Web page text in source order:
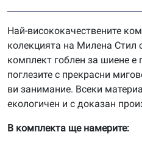
Най-висококачествените
колекцията на Милена Стил
комплект гоблен за шиене е
поглезите с прекрасни
ви занимание. Всеки
екологичен и с доказан
В комплекта ще намерите: